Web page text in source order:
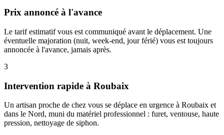
Prix annoncé à l'avance
Le tarif estimatif vous est communiqué avant le déplacement. Une
éventuelle majoration (nuit, week-end, jour férié) vous est toujours
annoncée à l'avance, jamais après.
3
Intervention rapide à Roubaix
Un artisan proche de chez vous se déplace en urgence à Roubaix et
dans le Nord, muni du matériel professionnel : furet, ventouse, haute
pression, nettoyage de siphon.